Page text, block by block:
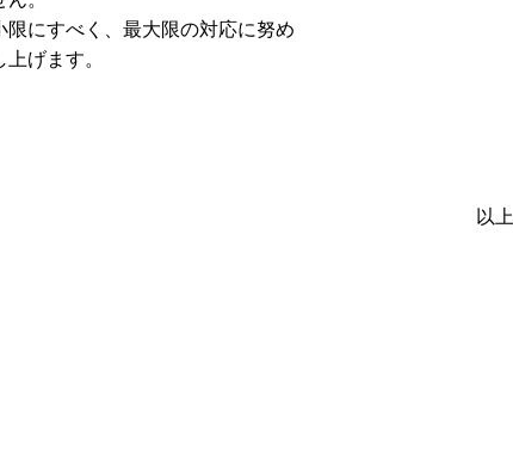
にすべく、最大限の対応に努め
げます。
以上